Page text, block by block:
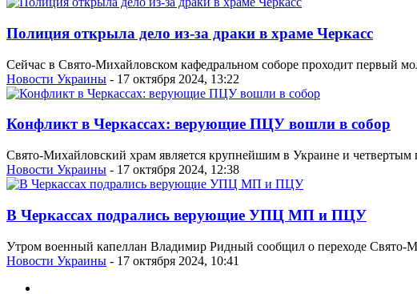
Полиция открыла дело из-за драки в храме Черкасс
Сейчас в Свято-Михайловском кафедральном соборе проходит первый
Новости Украины - 17 октября 2024, 13:22
Конфликт в Черкассах: верующие ПЦУ вошли в собор
Свято-Михайловский храм является крупнейшим в Украине и четвертым
Новости Украины - 17 октября 2024, 12:38
В Черкассах подрались верующие УПЦ МП и ПЦУ
Утром военный капеллан Владимир Ридный сообщил о переходе Свято-
Новости Украины - 17 октября 2024, 10:41